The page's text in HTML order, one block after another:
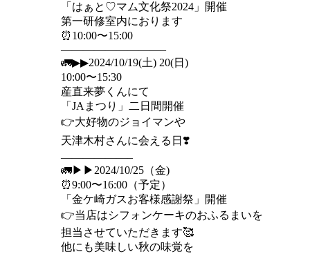
「はぁと♡マム文化祭2024」開催
第一研修室内におります
⏰10:00〜15:00
—————————–
🚛▶︎▶︎2024/10/19(土) 20(日)
10:00〜15:30
産直来夢くんにて
「JAまつり」二日間開催
👉大好物のジョイマンや
天津木村さんに会える日❣️
——————–
🚛▶︎▶︎2024/10/25（金)
⏰9:00〜16:00（予定）
「金ケ崎ガスお客様感謝祭」開催
👉当店はシフォンケーキのおふるまいを
担当させていただきます🥰
他にも美味しい秋の味覚を